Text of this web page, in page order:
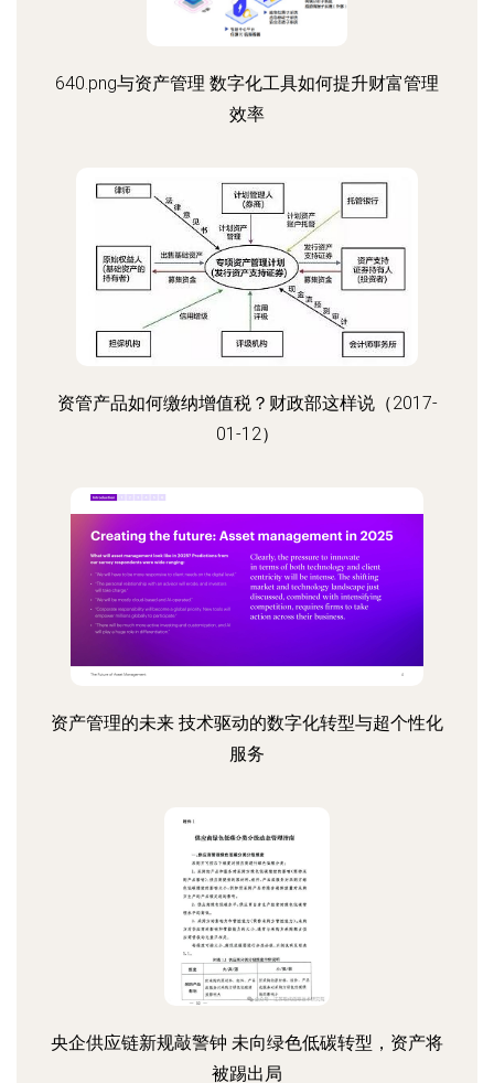
640.png与资产管理 数字化工具如何提升财富管理
效率
资管产品如何缴纳增值税？财政部这样说（2017-
01-12）
资产管理的未来 技术驱动的数字化转型与超个性化
服务
央企供应链新规敲警钟 未向绿色低碳转型，资产将
被踢出局